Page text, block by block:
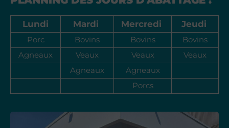
Lundi Mardi Mercredi Jeudi
Porc Bovins Bovins
Bovins
Agneaux
Veaux Veaux
Veaux
Agneaux
Agneaux
Porcs